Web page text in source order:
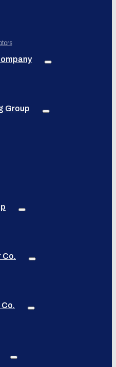
Group
Co.